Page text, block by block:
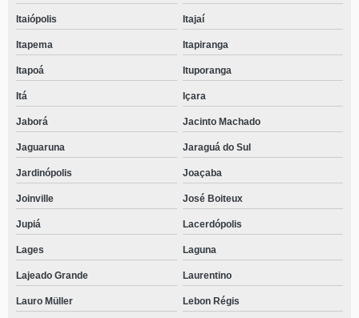
Itaiópolis Itajaí
Itapema Itapiranga
Itapoá Ituporanga
Itá Içara
Jaborá Jacinto Machado
Jaguaruna Jaraguá do Sul
Jardinópolis Joaçaba
Joinville José Boiteux
Jupiá Lacerdópolis
Lages Laguna
Lajeado Grande Laurentino
Lauro Müller Lebon Régis